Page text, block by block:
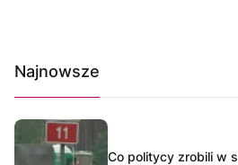
Najnowsze
Co politycy zrobili w